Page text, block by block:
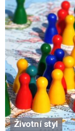
Životní styl